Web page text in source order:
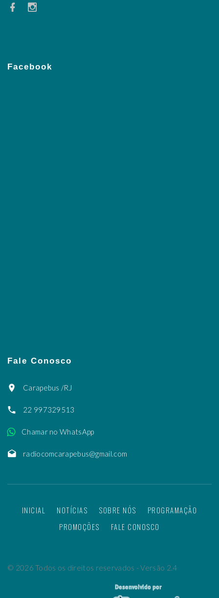
Facebook
Fale Conosco
Carapebus /RJ
22 997329513
Chamar no WhatsApp
radiocomcarapebus@gmail.com
INICIAL NOTÍCIAS SOBRE NÓS
PROGRAMAÇÃO
PROMOÇÕES
FALE CONOSCO
© 2026 Todos os direitos reservados - Versão 2.4